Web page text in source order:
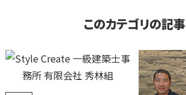
このカテゴリの記事